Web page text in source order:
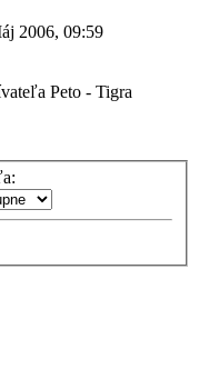
2006, 09:59
Peto - Tigra